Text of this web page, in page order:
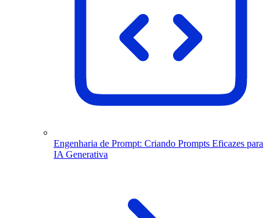
Engenharia de Prompt: Criando Prompts Eficazes para
IA Generativa